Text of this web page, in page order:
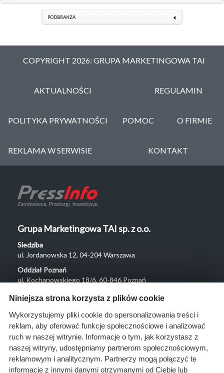
PODBRANŻA
COPYRIGHT 2026: GRUPA MARKETINGOWA TAI
AKTUALNOŚCI REGULAMIN
POLITYKA PRYWATNOŚCI POMOC O FIRMIE
REKLAMA W SERWISIE KONTAKT
Grupa Marketingowa TAI sp. z o.o.
Siedziba
ul. Jordanowska 12, 04-204 Warszawa
Oddział Poznań
ul. Kochanowskiego 18/6, 60-846 Poznań
Menu
O nas
Rozwiązania
Monitoring
przetargów
Niniejsza strona korzysta z plików cookie
Wykorzystujemy pliki cookie do spersonalizowania treści i
reklam, aby oferować funkcje społecznościowe i analizować
ruch w naszej witrynie. Informacje o tym, jak korzystasz z
naszej witryny, udostępniamy partnerom społecznościowym,
reklamowym i analitycznym. Partnerzy mogą połączyć te
informacje z innymi danymi otrzymanymi od Ciebie lub